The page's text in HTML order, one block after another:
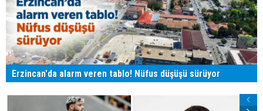
Erzincan'da alarm veren tablo! Nüfus düşüşü sürüyor